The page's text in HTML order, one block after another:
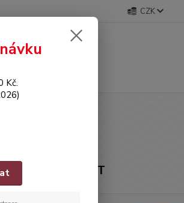
CZK
Značka: NEXT
Kč.